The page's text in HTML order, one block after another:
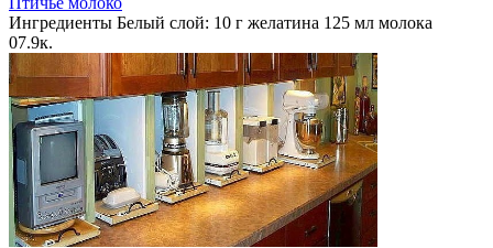
Ингредиенты Белый слой: 10 г желатина 125 мл молока
07.9к.